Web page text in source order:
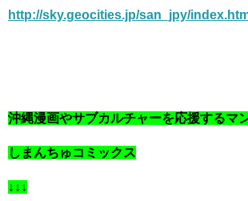
http://sky.geocities.jp/san_jpy/
沖縄漫画やサブカルチャーを応援するマ
しまんちゅコミックス
↓↓↓